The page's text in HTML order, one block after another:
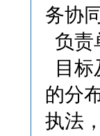
务协
负责
目标
的分
执法